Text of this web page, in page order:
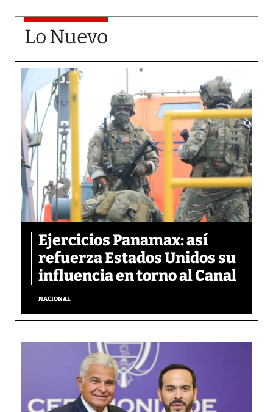
Lo Nuevo
Ejercicios Panamax: así
refuerza Estados Unidos su
influencia en torno al Canal
NACIONAL